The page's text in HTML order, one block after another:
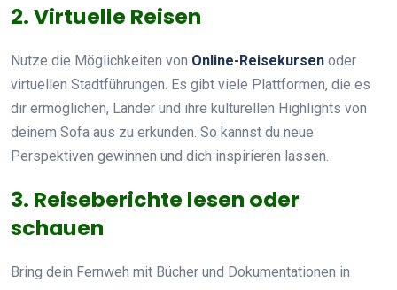
2. Virtuelle Reisen
Nutze die Möglichkeiten von Online-Reisekursen oder
virtuellen Stadtführungen. Es gibt viele Plattformen, die es
dir ermöglichen, Länder und ihre kulturellen Highlights von
deinem Sofa aus zu erkunden. So kannst du neue
Perspektiven gewinnen und dich inspirieren lassen.
3. Reiseberichte lesen oder
schauen
Bring dein Fernweh mit Bücher und Dokumentationen in